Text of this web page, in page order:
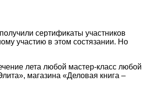
сертификаты участников
участию в этом состязании. Но
лета любой мастер-класс любой
магазина «Деловая книга –